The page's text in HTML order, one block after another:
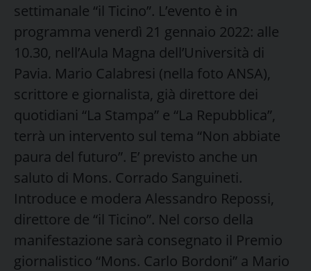
settimanale “il Ticino”. L’evento è in
programma venerdì 21 gennaio 2022: alle
10.30, nell’Aula Magna dell’Università di
Pavia. Mario Calabresi (nella foto ANSA),
scrittore e giornalista, già direttore dei
quotidiani “La Stampa” e “La Repubblica”,
terrà un intervento sul tema “Non abbiate
paura del futuro”. E’ previsto anche un
saluto di Mons. Corrado Sanguineti.
Introduce e modera Alessandro Repossi,
direttore de “il Ticino”. Nel corso della
manifestazione sarà consegnato il Premio
giornalistico “Mons. Carlo Bordoni” a Mario